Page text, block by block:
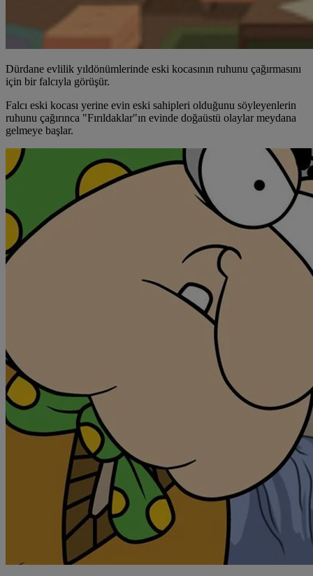
Dürdane evlilik yıldönümlerinde eski kocasının ruhunu çağırmasını
için bir falcıyla görüşür.
Falcı eski kocası yerine evin eski sahipleri olduğunu söyleyenlerin
ruhunu çağırınca "Fırıldaklar"ın evinde doğaüstü olaylar meydana
gelmeye başlar.